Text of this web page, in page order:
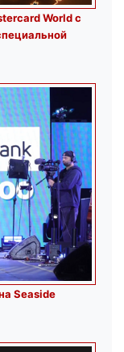
World с
Seaside